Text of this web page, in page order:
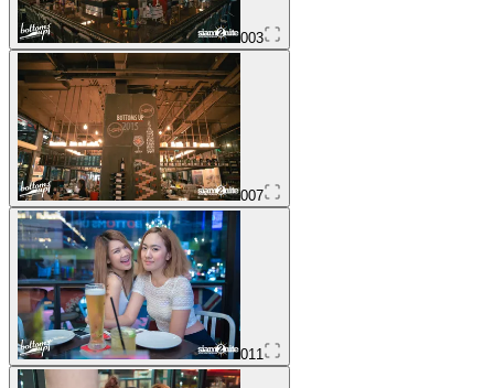
003
007
011